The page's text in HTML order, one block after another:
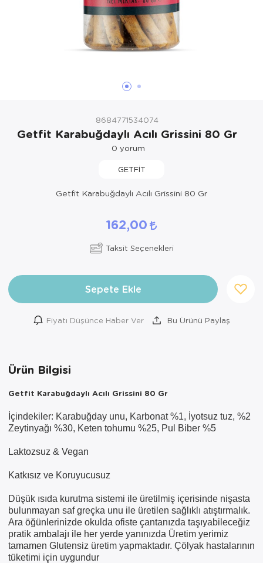
8684771534074
Getfit Karabuğdaylı Acılı Grissini 80 Gr
0 yorum
GETFİT
Getfit Karabuğdaylı Acılı Grissini 80 Gr
162,00
Taksit Seçenekleri
Sepete Ekle
Fiyatı Düşünce Haber Ver Bu Ürünü Paylaş
Ürün Bilgisi
Getfit Karabuğdaylı Acılı Grissini 80 Gr
İçindekiler: Karabuğday unu, Karbonat %1, İyotsuz tuz, %2
Zeytinyağı %30, Keten tohumu %25, Pul Biber %5
Laktozsuz & Vegan
Katkısız ve Koruyucusuz
Düşük ısıda kurutma sistemi ile üretilmiş içerisinde nişasta
bulunmayan saf greçka unu ile üretilen sağlıklı atıştırmalık.
Ara öğünlerinizde okulda ofiste çantanızda taşıyabileceğiz
pratik ambalajı ile her yerde yanınızda Üretim yerimiz
tamamen Glutensiz üretim yapmaktadır. Çölyak hastalarının
tüketimi için uygundur
AYNI GÜN
TESLİMAT
ÜRÜNLERİ
×
Sepetinizde AYNI GÜN TESLİMAT
ürünü bulunduğu için AYNI GÜN
TESLİMAT kargo seçeneği dışında
seçemezsiniz. NOT: AYNI GÜN
TESLİMAT hizmeti sadece İSTANBUL
ve 850TL üzeri siparişler için
geçerlidir.